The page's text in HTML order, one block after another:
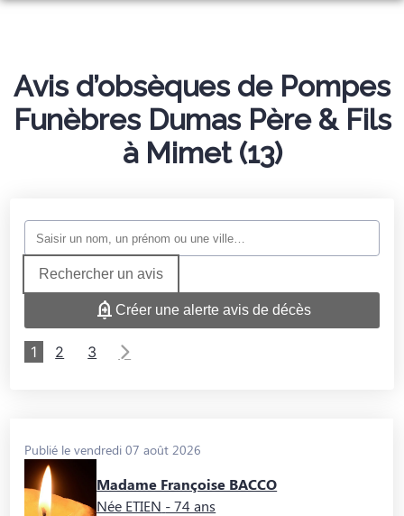
SERVICES AUX FAMILLES
MONUMENTS FUNÉRAIRES
Avis d’obsèques de Pompes
Funèbres Dumas Père & Fils
à Mimet (13)
Rechercher un avis
Créer une alerte avis de décès
1 2 3
Publié le vendredi 07 août 2026
Madame Françoise BACCO
Née ETIEN - 74 ans